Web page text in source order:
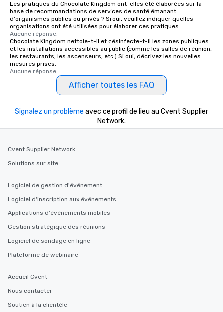
Les pratiques du Chocolate Kingdom ont-elles été élaborées sur la
base de recommandations de services de santé émanant
d'organismes publics ou privés ? Si oui, veuillez indiquer quelles
organisations ont été utilisées pour élaborer ces pratiques.
Aucune réponse.
Chocolate Kingdom nettoie-t-il et désinfecte-t-il les zones publiques
et les installations accessibles au public (comme les salles de réunion,
les restaurants, les ascenseurs, etc.) Si oui, décrivez les nouvelles
mesures prises.
Aucune réponse.
Afficher toutes les FAQ
Signalez un problème avec ce profil de lieu au Cvent Supplier
Network.
Cvent Supplier Network
Solutions sur site
Logiciel de gestion d'événement
Logiciel d'inscription aux événements
Applications d'événements mobiles
Gestion stratégique des réunions
Logiciel de sondage en ligne
Plateforme de webinaire
Accueil Cvent
Nous contacter
Soutien à la clientèle